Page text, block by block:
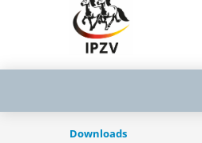
Downloads